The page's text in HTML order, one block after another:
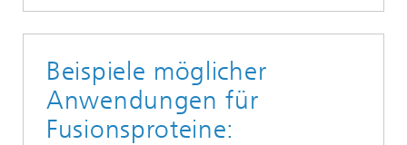
Beispiele möglicher
Anwendungen für
Fusionsproteine: